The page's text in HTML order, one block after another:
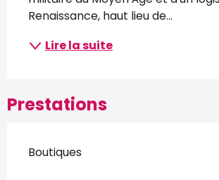
Renaissance, haut lieu de...
Lire la suite
Prestations
Boutiques